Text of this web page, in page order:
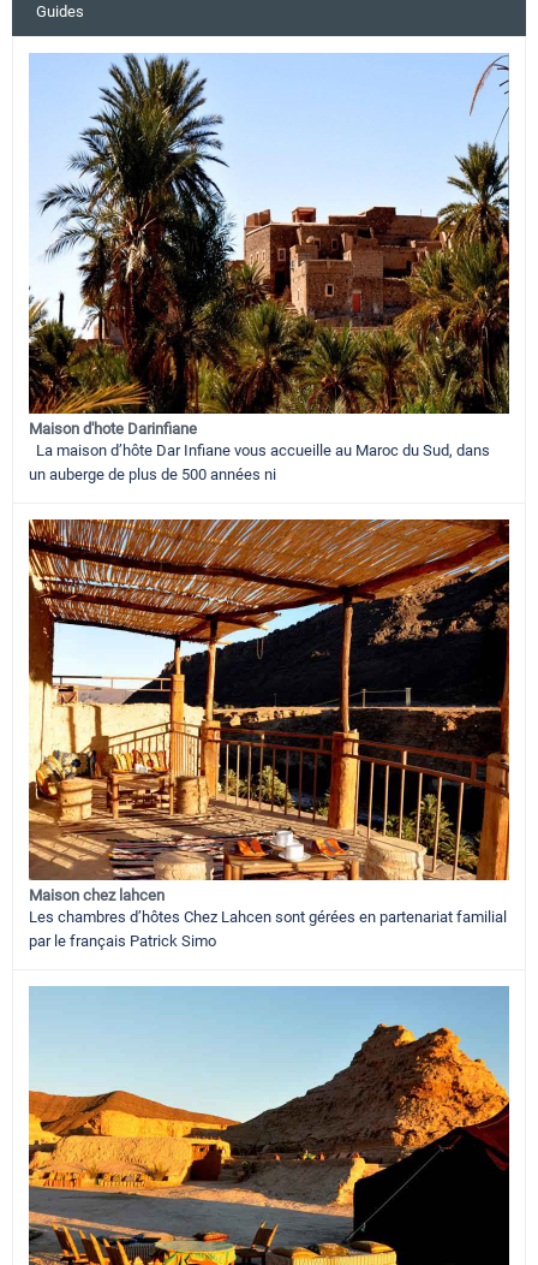
Guides
Maison d'hote Darinfiane
La maison d’hôte Dar Infiane vous accueille au Maroc du Sud, dans
un auberge de plus de 500 années ni
Maison chez lahcen
Les chambres d’hôtes Chez Lahcen sont gérées en partenariat familial
par le français Patrick Simo